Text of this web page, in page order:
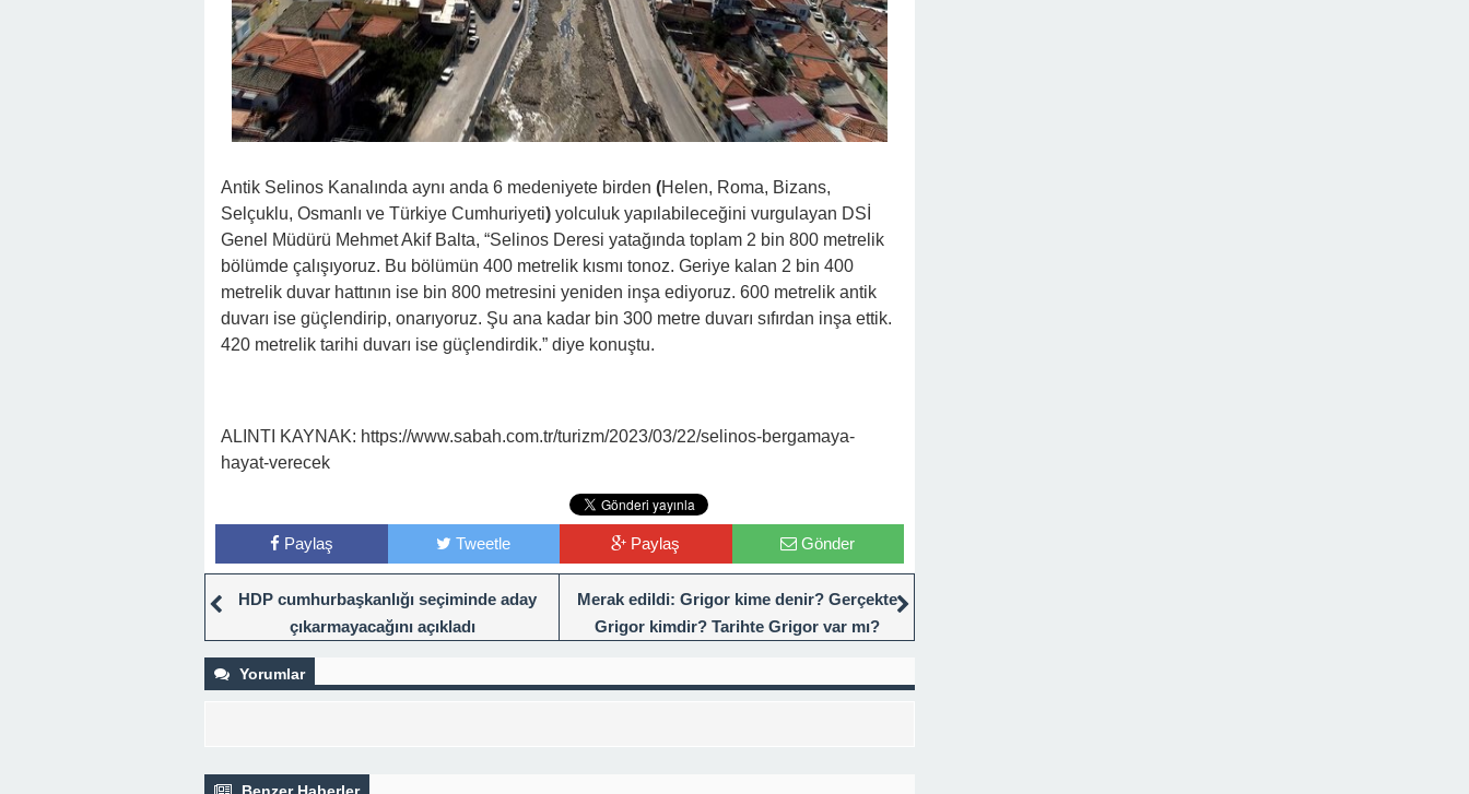
Antik Selinos Kanalında aynı anda 6 medeniyete birden (Helen, Roma, Bizans,
Selçuklu, Osmanlı ve Türkiye Cumhuriyeti) yolculuk yapılabileceğini vurgulayan DSİ
Genel Müdürü Mehmet Akif Balta, “Selinos Deresi yatağında toplam 2 bin 800 metrelik
bölümde çalışıyoruz. Bu bölümün 400 metrelik kısmı tonoz. Geriye kalan 2 bin 400
metrelik duvar hattının ise bin 800 metresini yeniden inşa ediyoruz. 600 metrelik antik
duvarı ise güçlendirip, onarıyoruz. Şu ana kadar bin 300 metre duvarı sıfırdan inşa ettik.
420 metrelik tarihi duvarı ise güçlendirdik.” diye konuştu.
ALINTI KAYNAK: https://www.sabah.com.tr/turizm/2023/03/22/selinos-bergamaya-
hayat-verecek
Paylaş Tweetle Paylaş Gönder
HDP cumhurbaşkanlığı seçiminde aday
çıkarmayacağını açıkladı
Merak edildi: Grigor kime denir? Gerçekte
Grigor kimdir? Tarihte Grigor var mı?
Yorumlar
Benzer Haberler